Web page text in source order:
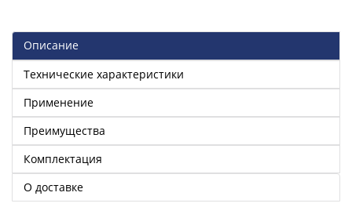
Описание
Технические характеристики
Применение
Преимущества
Комплектация
О доставке